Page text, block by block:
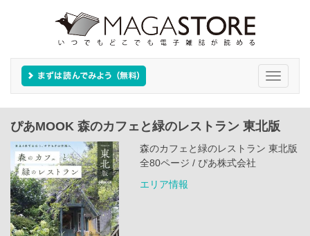
Toggle
ぴあMOOK 森のカフェと緑のレストラン 東北版
森のカフェと緑のレストラン 東北版
全80ページ / ぴあ株式会社
エリア情報